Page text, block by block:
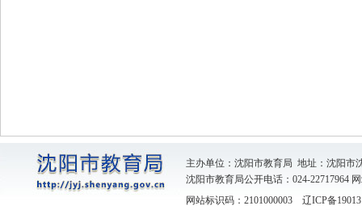
主办单位：沈阳市教育局 地址：沈阳
沈阳市教育局公开电话：024-22717964
网站标识码：2101000003 辽ICP备